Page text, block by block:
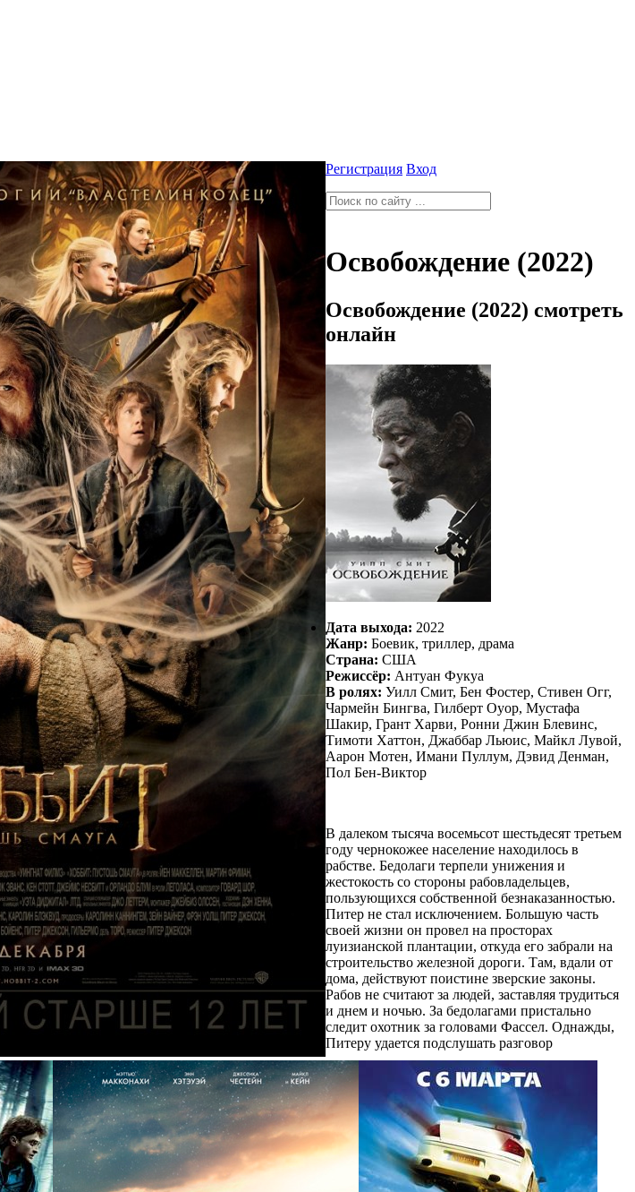
Регистрация Вход
Освобождение (2022)
Освобождение (2022) смотреть
онлайн
Дата выхода: 2022
Жанр: Боевик, триллер, драма
Страна: США
Режиссёр: Антуан Фукуа
В ролях: Уилл Смит, Бен Фостер, Стивен Огг,
Чармейн Бингва, Гилберт Оуор, Мустафа
Шакир, Грант Харви, Ронни Джин Блевинс,
Тимоти Хаттон, Джаббар Льюис, Майкл Лувой,
Аарон Мотен, Имани Пуллум, Дэвид Денман,
Пол Бен-Виктор
В далеком тысяча восемьсот шестьдесят третьем
году чернокожее население находилось в
рабстве. Бедолаги терпели унижения и
жестокость со стороны рабовладельцев,
пользующихся собственной безнаказанностью.
Питер не стал исключением. Большую часть
своей жизни он провел на просторах
луизианской плантации, откуда его забрали на
строительство железной дороги. Там, вдали от
дома, действуют поистине зверские законы.
Рабов не считают за людей, заставляя трудиться
и днем и ночью. За бедолагами пристально
следит охотник за головами Фассел. Однажды,
Питеру удается подслушать разговор